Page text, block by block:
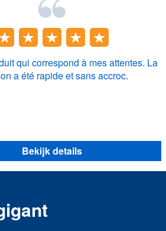
qui correspond à mes attentes. La
a été rapide et sans accroc.
Bekijk details